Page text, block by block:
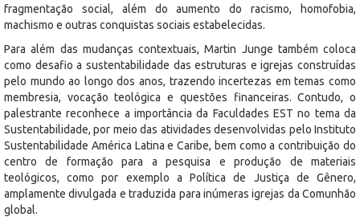
fragmentação social, além do aumento do racismo, homofobia,
machismo e outras conquistas sociais estabelecidas.
Para além das mudanças contextuais, Martin Junge também coloca
como desafio a sustentabilidade das estruturas e igrejas construídas
pelo mundo ao longo dos anos, trazendo incertezas em temas como
membresia, vocação teológica e questões financeiras. Contudo, o
palestrante reconhece a importância da Faculdades EST no tema da
Sustentabilidade, por meio das atividades desenvolvidas pelo Instituto
Sustentabilidade América Latina e Caribe, bem como a contribuição do
centro de formação para a pesquisa e produção de materiais
teológicos, como por exemplo a Política de Justiça de Gênero,
amplamente divulgada e traduzida para inúmeras igrejas da Comunhão
global.